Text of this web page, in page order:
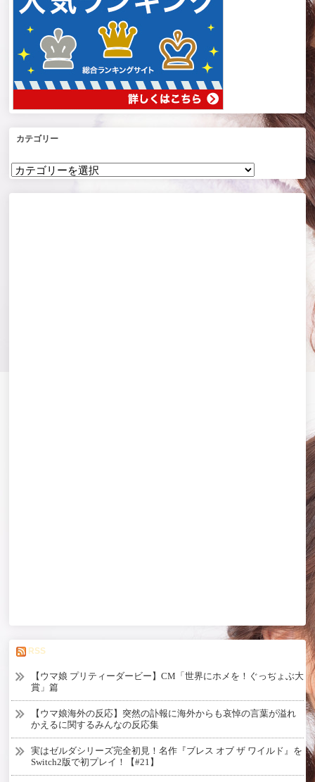
カテゴリー
RSS
【ウマ娘 プリティーダービー】CM「世界にホメを！ぐっぢょぶ大
賞」篇
【ウマ娘海外の反応】突然の訃報に海外からも哀悼の言葉が溢れ
かえるに関するみんなの反応集
実はゼルダシリーズ完全初見！名作『ブレス オブ ザ ワイルド』を
Switch2版で初プレイ！【#21】